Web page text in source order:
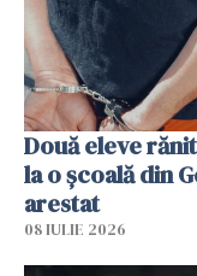
Două eleve
la o școală din
arestat
08 IULIE 2026